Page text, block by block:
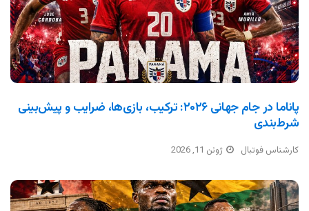
پاناما در جام جهانی ۲۰۲۶: ترکیب، بازی‌ها، ضرایب و پیش‌بینی
شرط‌بندی
کارشناس فوتبال ژوئن 11, 2026